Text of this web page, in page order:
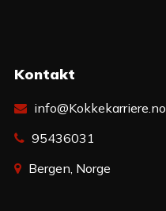
Kontakt
info@Kokkekarriere.no
95436031
Bergen, Norge